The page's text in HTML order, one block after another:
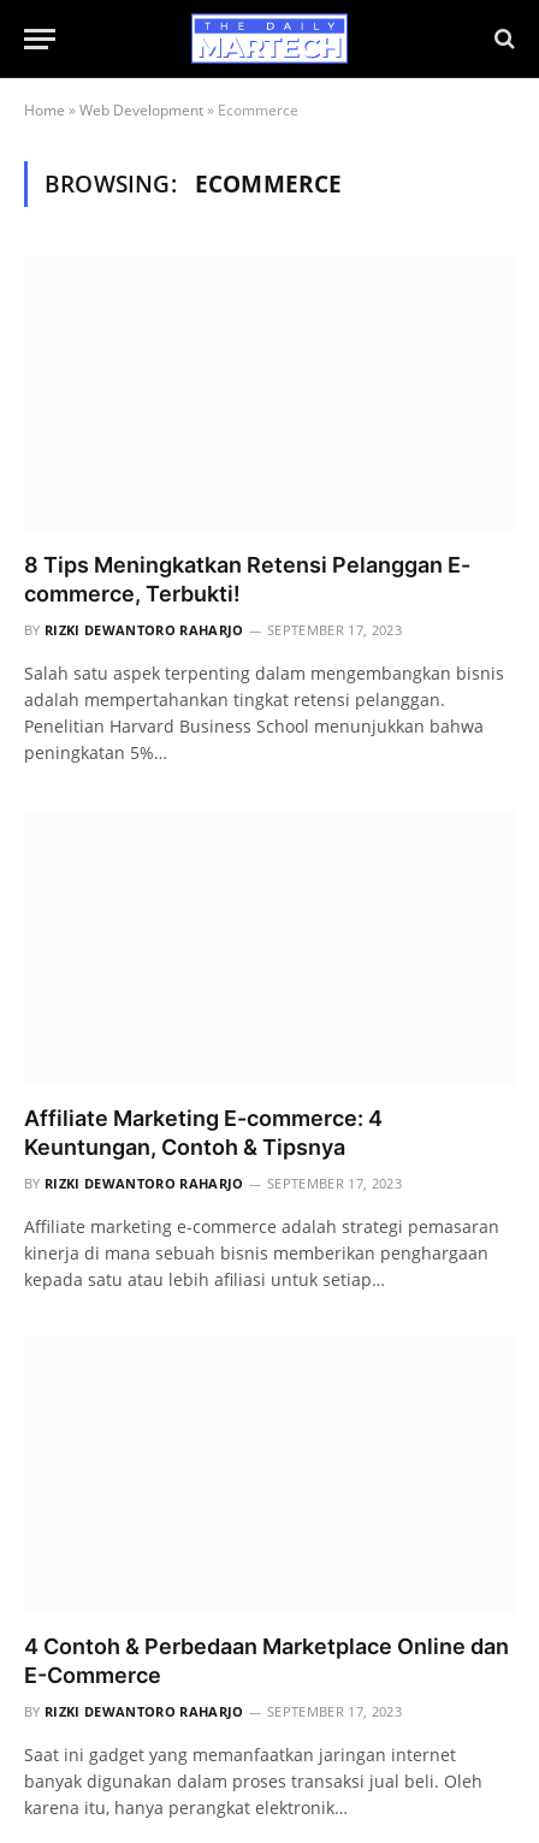
Home »Web Development» Ecommerce
BROWSING: ECOMMERCE
8 Tips Meningkatkan Retensi Pelanggan E-
commerce, Terbukti!
BY RIZKI DEWANTORO RAHARJO SEPTEMBER 17, 2023
Salah satu aspek terpenting dalam mengembangkan bisnis
adalah mempertahankan tingkat retensi pelanggan.
Penelitian Harvard Business School menunjukkan bahwa
peningkatan 5%…
Affiliate Marketing E-commerce: 4
Keuntungan, Contoh & Tipsnya
BY RIZKI DEWANTORO RAHARJO SEPTEMBER 17, 2023
Affiliate marketing e-commerce adalah strategi pemasaran
kinerja di mana sebuah bisnis memberikan penghargaan
kepada satu atau lebih afiliasi untuk setiap…
4 Contoh & Perbedaan Marketplace Online dan
E-Commerce
BY RIZKI DEWANTORO RAHARJO SEPTEMBER 17, 2023
Saat ini gadget yang memanfaatkan jaringan internet
banyak digunakan dalam proses transaksi jual beli. Oleh
karena itu, hanya perangkat elektronik…